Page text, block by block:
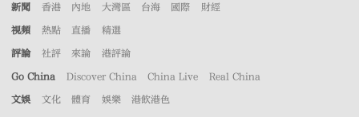
新聞 香港 內地 大灣區 台海 國際 財經
視頻 熱點 直播 精選
評論 社評 來論 港評論
Go China Discover China China Live Real China
文娛 文化 體育 娛樂 港飲港色